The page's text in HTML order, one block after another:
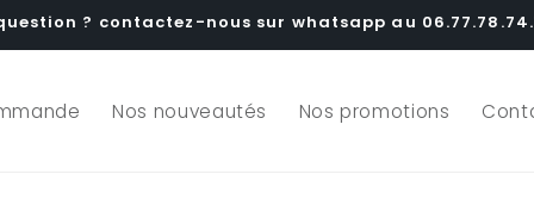
? contactez-nous sur whatsapp au
Nos nouveautés Nos promotions